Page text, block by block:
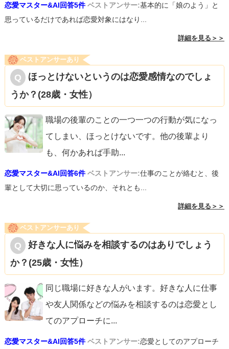
恋愛マスター&AI回答5件 ベストアンサー:基本的に「娘のよう」と
思っているだけであれば恋愛対象にはなり...
詳細を見る＞＞
ベストアンサーあり
ほっとけないというのは恋愛感情なのでしょ
うか？(28歳・女性）
職場の後輩のことの一つ一つの行動が気になっ
てしまい、ほっとけないです。他の後輩より
も、何かあれば手助...
恋愛マスター&AI回答6件 ベストアンサー:仕事のことが絡むと、後
輩として大切に思っているのか、それとも...
詳細を見る＞＞
ベストアンサーあり
好きな人に悩みを相談するのはありでしょう
か？(25歳・女性）
同じ職場に好きな人がいます。好きな人に仕事
や友人関係などの悩みを相談するのは恋愛とし
てのアプローチに...
恋愛マスター&AI回答5件 ベストアンサー:恋愛としてのアプローチ